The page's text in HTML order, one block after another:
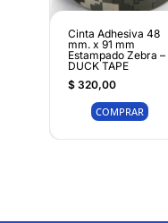
Cinta Adhesiva 48
mm. x 91 mm
Estampado Zebra –
DUCK TAPE
$320,00
COMPRAR